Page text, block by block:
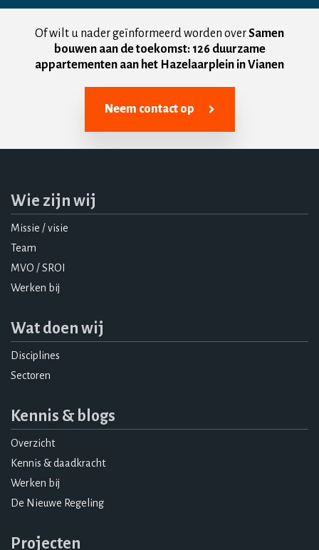
Of wilt u nader geïnformeerd worden overSamen
bouwen aan de toekomst: 126 duurzame
appartementen aan het Hazelaarplein in Vianen
Neem contact op
Wie zijn wij
Missie / visie
Team
MVO / SROI
Werken bij
Wat doen wij
Disciplines
Sectoren
Kennis & blogs
Overzicht
Kennis & daadkracht
Werken bij
De Nieuwe Regeling
Projecten